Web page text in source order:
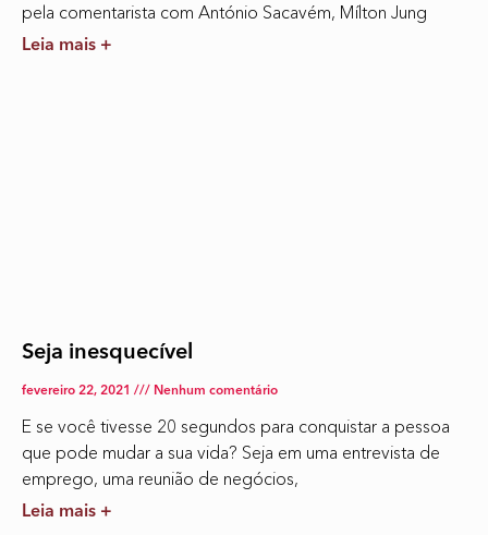
pela comentarista com António Sacavém, Mílton Jung
Leia mais +
Seja inesquecível
fevereiro 22, 2021 Nenhum comentário
E se você tivesse 20 segundos para conquistar a pessoa
que pode mudar a sua vida? Seja em uma entrevista de
emprego, uma reunião de negócios,
Leia mais +